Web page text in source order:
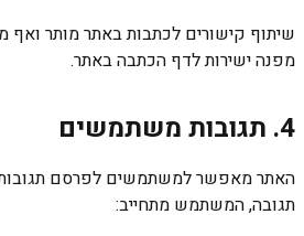
שיתוף קישורים לכתבות באתר מותר ואף
מפנה ישירות לדף הכתבה באתר.
4. תגובות משתמשים
האתר מאפשר למשתמשים לפרסם
תגובה, המשתמש מתחייב: